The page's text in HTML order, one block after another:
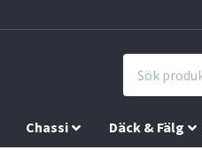
Chassi Däck & Fälg